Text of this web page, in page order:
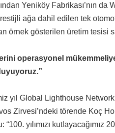
Yeniköy Fabrikası’nın
ağa dahil edilen tek
örnek gösterilen üretim tesisi
operasyonel
yıl Global Lighthouse
Zirvesi’ndeki törende Koç
yılımızı kutlayacağımız